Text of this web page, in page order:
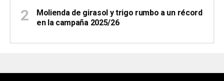
Molienda de girasol y trigo rumbo a un récord
en la campaña 2025/26